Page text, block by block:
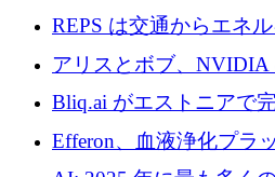
Mistral が Emmi AI を買
での完全無人道路運営を
REPS は交通からエネ
を発電所に変えるため
アリスとボブ、
らの投資でシリーズ B
Bliq.ai がエストニアで
認を獲得
Efferon、血液浄化プラ
250万ユーロを確保